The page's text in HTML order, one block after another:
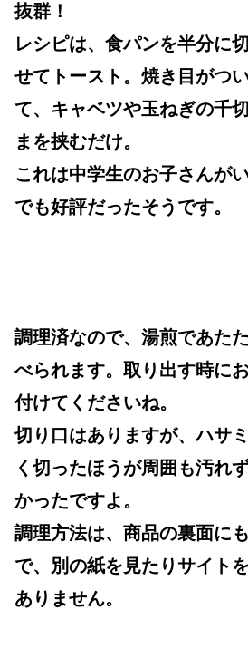
抜群！
レシピは、食パンを半分に
せてトースト。焼き目がつ
て、キャベツや玉ねぎの千
まを挟むだけ。
これは中学生のお子さんが
でも好評だったそうです。
調理済なので、湯煎であた
べられます。取り出す時に
付けてくださいね。
切り口はありますが、ハサ
く切ったほうが周囲も汚れ
かったですよ。
調理方法は、商品の裏面に
で、別の紙を見たりサイト
ありません。